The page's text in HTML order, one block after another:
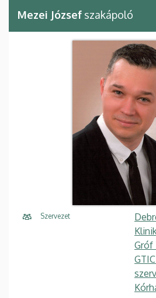
Mezei József szakápoló
Szervezet
Gróf